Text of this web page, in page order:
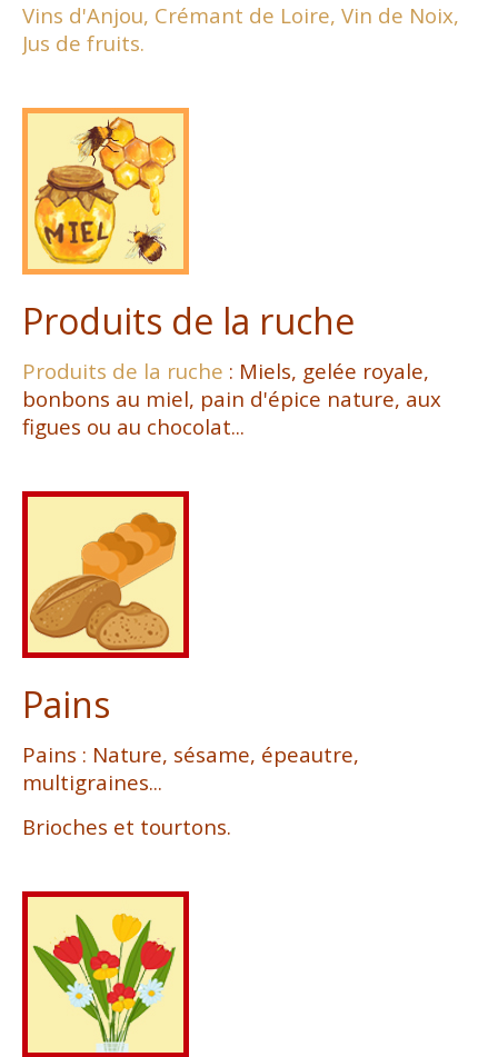
Vins d'Anjou, Crémant de Loire, Vin de Noix,
Jus de fruits.
Produits de la ruche
Produits de la ruche : Miels, gelée royale,
bonbons au miel, pain d'épice nature, aux
figues ou au chocolat...
Pains
Pains : Nature, sésame, épeautre,
multigraines...
Brioches et tourtons.